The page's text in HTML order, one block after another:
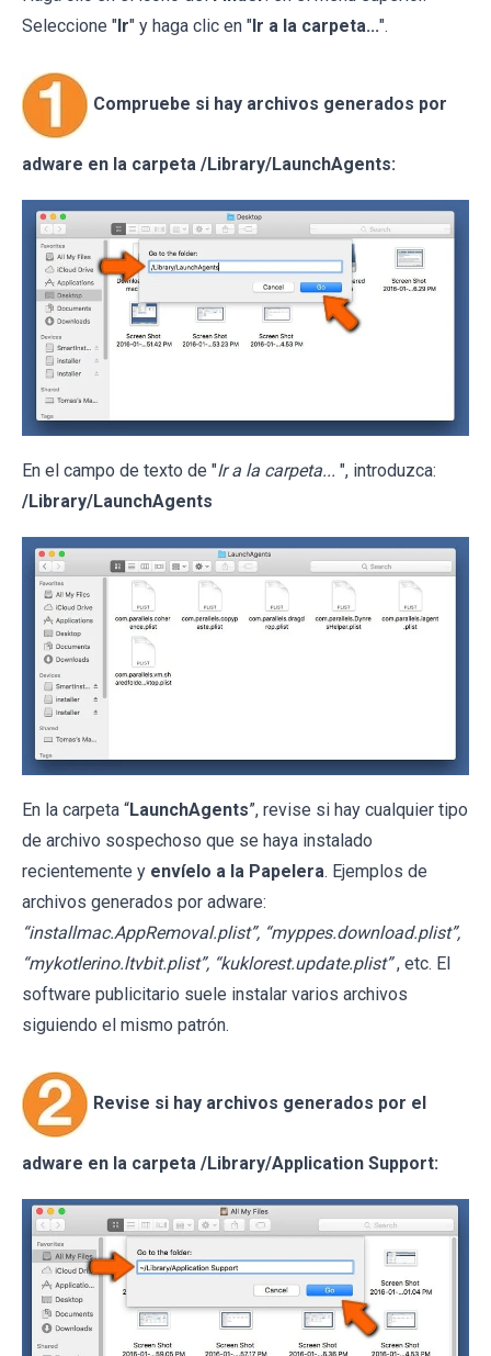
Seleccione "Ir" y haga clic en "Ir a la carpeta...".
Compruebe si hay archivos generados por
adware en la carpeta /Library/LaunchAgents:
En el campo de texto de "Ir a la carpeta... ", introduzca:
/Library/LaunchAgents
En la carpeta “LaunchAgents”, revise si hay cualquier tipo
de archivo sospechoso que se haya instalado
recientemente y envíelo a la Papelera. Ejemplos de
archivos generados por adware:
“installmac.AppRemoval.plist”, “myppes.download.plist”,
“mykotlerino.ltvbit.plist”, “kuklorest.update.plist” , etc. El
software publicitario suele instalar varios archivos
siguiendo el mismo patrón.
Revise si hay archivos generados por el
adware en la carpeta /Library/Application Support: